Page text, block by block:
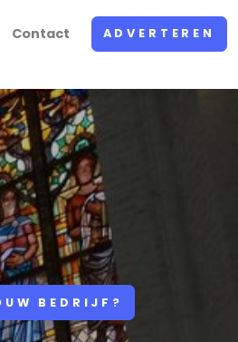
Contact ADVERTEREN
BEDRIJF?